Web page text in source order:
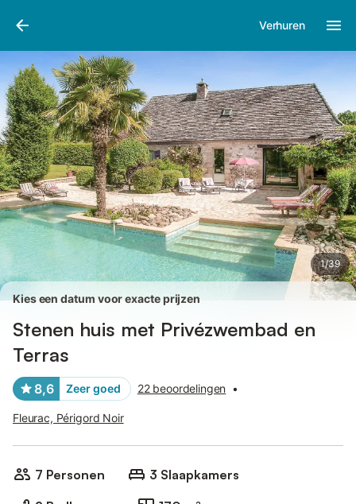
Verhuren
1/39
Afbeeldingen
Kies een datum voor exacte prijzen
Stenen huis met Privézwembad en
Terras
8,6 Zeer goed 22 beoordelingen •
Fleurac, Périgord Noir
7 Personen
3 Slaapkamers